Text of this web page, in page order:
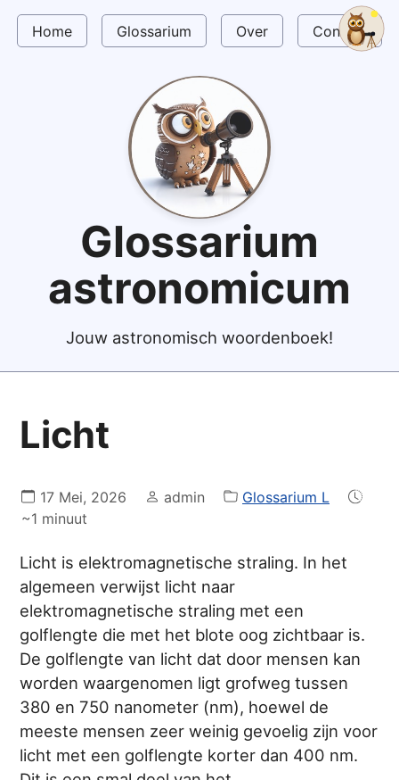
Home Glossarium Over Contact
Glossarium
astronomicum
Jouw astronomisch woordenboek!
Licht
17 Mei, 2026 admin
Glossarium L
~1 minuut
Licht is elektromagnetische straling. In het
algemeen verwijst licht naar
elektromagnetische straling met een
golflengte die met het blote oog zichtbaar is.
De golflengte van licht dat door mensen kan
worden waargenomen ligt grofweg tussen
380 en 750 nanometer (nm), hoewel de
meeste mensen zeer weinig gevoelig zijn voor
licht met een golflengte korter dan 400 nm.